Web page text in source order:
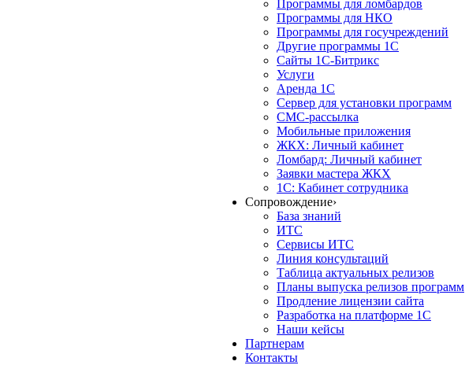
Программы для ломбардов
Программы для НКО
Программы для госучреждений
Другие программы 1С
Сайты 1С-Битрикс
Услуги
Аренда 1С
Сервер для установки программ
СМС-рассылка
Мобильные приложения
ЖКХ: Личный кабинет
Ломбард: Личный кабинет
Заявки мастера ЖКХ
1С: Кабинет сотрудника
Сопровождение›
База знаний
ИТС
Сервисы ИТС
Линия консультаций
Таблица актуальных релизов
Планы выпуска релизов программ
Продление лицензии сайта
Разработка на платформе 1С
Наши кейсы
Партнерам
Контакты